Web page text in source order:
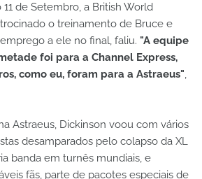
de Setembro, a British World
o treinamento de Bruce e
a ele no final, faliu. "A equipe
foi para a Channel Express,
como eu, foram para a Astraeus",
Astraeus, Dickinson voou com vários
desamparados pelo colapso da XL
banda em turnês mundiais, e
fãs, parte de pacotes especiais de